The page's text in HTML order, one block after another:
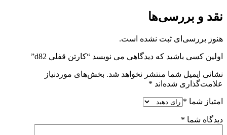
نقد و بررسی‌ها
هنوز بررسی‌ای ثبت نشده است.
اولین کسی باشید که دیدگاهی می نویسد “کارتن قفلی d82”
نشانی ایمیل شما منتشر نخواهد شد. بخش‌های موردنیاز
علامت‌گذاری شده‌اند *
امتیاز شما *
دیدگاه شما *